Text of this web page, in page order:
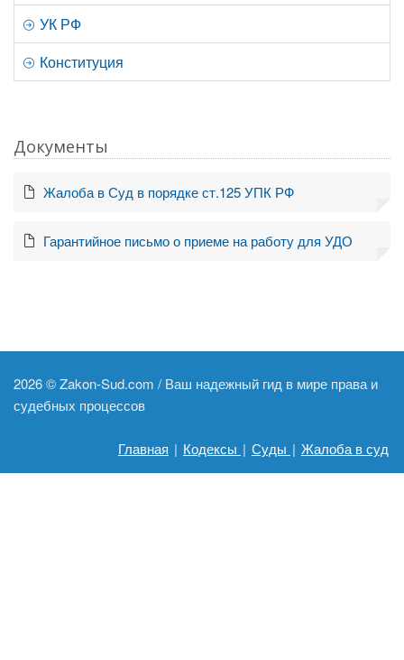
УК РФ
Конституция
Документы
Жалоба в Суд в порядке ст.125 УПК РФ
Гарантийное письмо о приеме на работу для УДО
2026 ©Zakon-Sud.com / Ваш надежный гид в мире права и
судебных процессов
Главная | Кодексы | Суды | Жалоба в суд